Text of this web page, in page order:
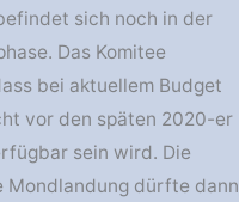
sich noch in der
Das Komitee
bei aktuellem Budget
vor den späten 2020-er
sein wird. Die
Mondlandung dürfte dann